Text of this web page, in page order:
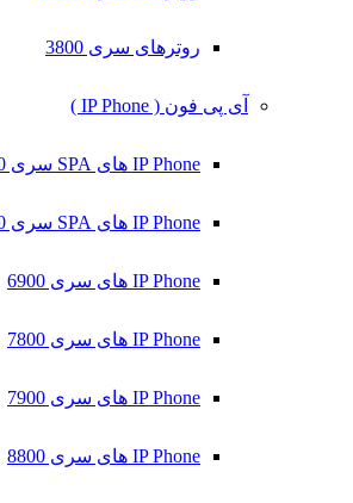
روترهای سری 3800
آی پی فون ( IP Phone )
IP Phone های SPA سری 300
IP Phone های SPA سری 500
IP Phone های سری 6900
IP Phone های سری 7800
IP Phone های سری 7900
IP Phone های سری 8800